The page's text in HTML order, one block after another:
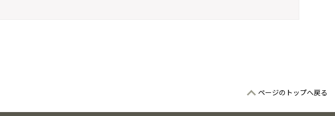
ページのトップへ戻る